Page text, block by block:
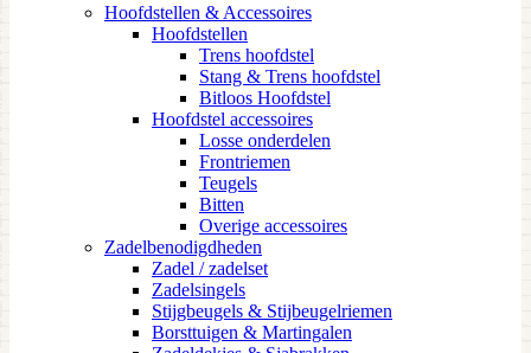
Hoofdstellen & Accessoires
Hoofdstellen
Trens hoofdstel
Stang & Trens hoofdstel
Bitloos Hoofdstel
Hoofdstel accessoires
Losse onderdelen
Frontriemen
Teugels
Bitten
Overige accessoires
Zadelbenodigdheden
Zadel / zadelset
Zadelsingels
Stijgbeugels & Stijbeugelriemen
Borsttuigen & Martingalen